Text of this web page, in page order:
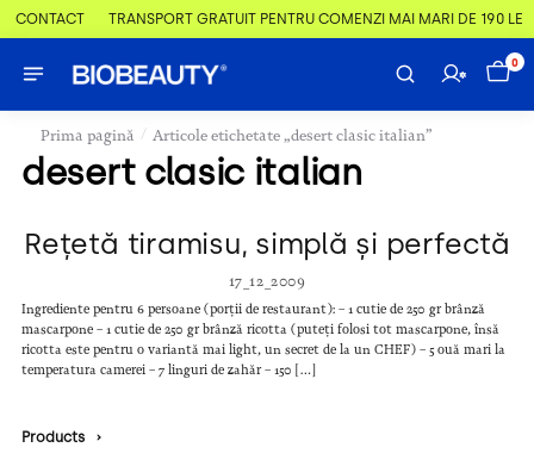
CONTACT TRANSPORT GRATUIT PENTRU COMENZI MAI MARI DE 190 LEI
0
Prima pagină / Articole etichetate „desert clasic italian”
desert clasic italian
Rețetă tiramisu, simplă și perfectă
17_12_2009
Ingrediente pentru 6 persoane (porții de restaurant): – 1 cutie de 250 gr brânză
mascarpone – 1 cutie de 250 gr brânză ricotta (puteți folosi tot mascarpone, însă
ricotta este pentru o variantă mai light, un secret de la un CHEF) – 5 ouă mari la
temperatura camerei – 7 linguri de zahăr – 150 […]
Products ›